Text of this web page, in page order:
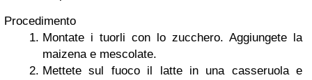
Procedimento
Montate i tuorli con lo zucchero. Aggiungete la
maizena e mescolate.
Mettete sul fuoco il latte in una casseruola e